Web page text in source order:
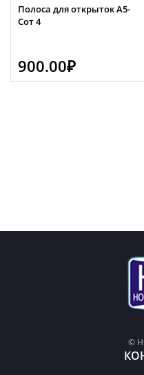
Полоса для открыток А5-
Сот 4
900.00₽
©